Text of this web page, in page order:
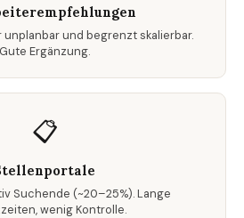
unplanbar und begrenzt skalierbar.
Gute Ergänzung.
📋
Suchende (~20–25%). Lange
wenig Kontrolle.